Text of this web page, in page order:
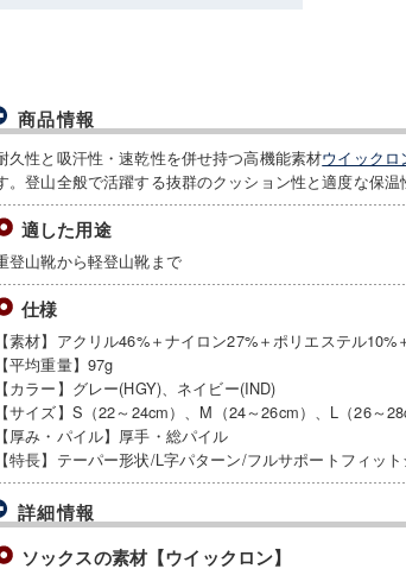
商品情報
久性と吸汗性・速乾性を併せ持つ高機能素材ウイックロ
。登山全般で活躍する抜群のクッション性と適度な保温
適した用途
登山靴から軽登山靴まで
仕様
【素材】アクリル46%＋ナイロン27%＋ポリエステル
【平均重量】97g
【カラー】グレー(HGY)、ネイビー(IND)
【サイズ】S（22～24cm）、M（24～26cm）、L（26～
【厚み・パイル】厚手・総パイル
【特長】テーパー形状/L字パターン/フルサポートフィッ
詳細情報
ソックスの素材【ウイックロン】